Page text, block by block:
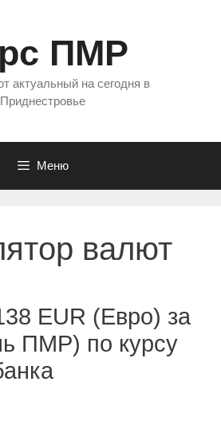
ПМР
актуальный на сегодня в
Приднестровье
Меню
валют
EUR (Евро) за
ПМР) по курсу